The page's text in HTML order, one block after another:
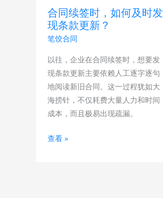
合同续签时，如何及时发
现条款更新？
笔饺合同
以往，企业在合同续签时，想要发
现条款更新主要依赖人工逐字逐句
地阅读新旧合同。这一过程犹如大
海捞针，不仅耗费大量人力和时间
成本，而且极易出现疏漏。
时，
如
何
时
发
现
条
款
新？
查看 »